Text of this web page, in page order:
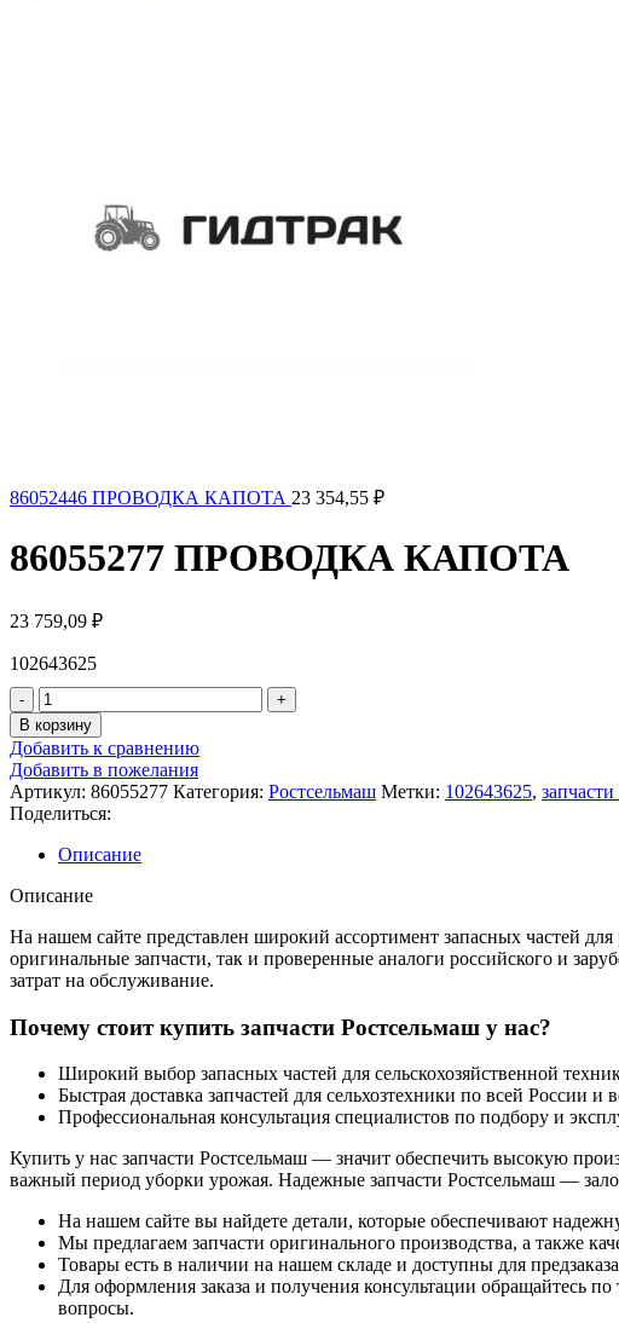
86052446 ПРОВОДКА КАПОТА 23 354,55 ₽
86055277 ПРОВОДКА КАПОТА
23 759,09 ₽
102643625
В корзину
Добавить к сравнению
Добавить в пожелания
Артикул: 86055277 Категория: Ростсельмаш Метки: 102643625,
Поделиться:
Описание
Описание
На нашем сайте представлен широкий ассортимент запасных частей
оригинальные запчасти, так и проверенные аналоги российского и
затрат на обслуживание.
Почему стоит купить запчасти Ростсельмаш у нас?
Широкий выбор запасных частей для сельскохозяйственной
Быстрая доставка запчастей для сельхозтехники по всей России и
Профессиональная консультация специалистов по подбору и
Купить у нас запчасти Ростсельмаш — значит обеспечить высокую
важный период уборки урожая. Надежные запчасти Ростсельмаш —
На нашем сайте вы найдете детали, которые обеспечивают
Мы предлагаем запчасти оригинального производства, а также
Товары есть в наличии на нашем складе и доступны для
Для оформления заказа и получения консультации обращайтесь
вопросы.